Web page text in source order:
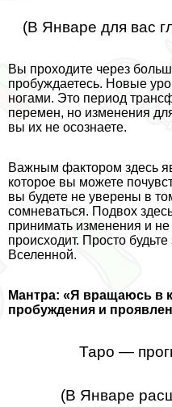
(В Январе для вас
Вы проходите через
пробуждаетесь. Новые
ногами. Это период
перемен, но изменения
вы их не осознаете.
Важным фактором здесь
которое вы можете
вы будете не уверены в
сомневаться. Подвох
принимать изменения и
происходит. Просто
Вселенной.
Мантра: «Я вращаюсь в
пробуждения и
Таро —
(В Январе